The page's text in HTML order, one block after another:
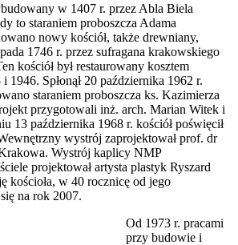
w 1407 r. przez Abla Biela
to staraniem proboszcza Adama
nowy kościół, także drewniany,
1746 r. przez sufragana krakowskiego
kościół był restaurowany kosztem
1946. Spłonął 20 października 1962 r.
staraniem proboszcza ks. Kazimierza
przygotowali inż. arch. Marian Witek i
13 października 1968 r. kościół poświęcił
wystrój zaprojektował prof. dr
Wystrój kaplicy NMP
projektował artysta plastyk Ryszard
kościoła, w 40 rocznicę od jego
na rok 2007.
Od 1973 r. pracami
przy budowie i